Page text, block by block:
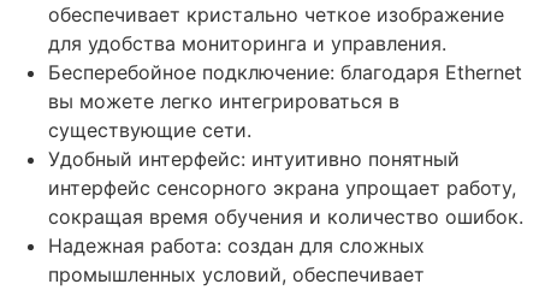
обеспечивает кристально четкое изображение
для удобства мониторинга и управления.
Бесперебойное подключение: благодаря Ethernet
вы можете легко интегрироваться в
существующие сети.
Удобный интерфейс: интуитивно понятный
интерфейс сенсорного экрана упрощает работу,
сокращая время обучения и количество ошибок.
Надежная работа: создан для сложных
промышленных условий, обеспечивает